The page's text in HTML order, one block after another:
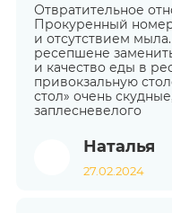
Отвратительное
Прокуренный номер
и отсутствием
ресепшене
и качество еды в
привокзальную
стол» очень
заплесневелого
Наталья
27.02.2024